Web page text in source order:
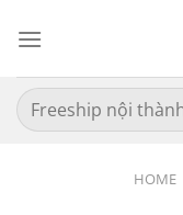
đến
dung
Search
for:
HOME